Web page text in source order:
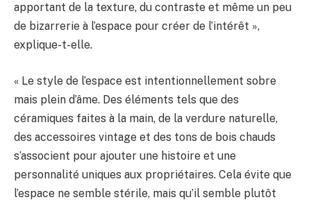
apportant de la texture, du contraste et même un peu
de bizarrerie à l’espace pour créer de l’intérêt »,
explique-t-elle.
« Le style de l’espace est intentionnellement sobre
mais plein d’âme. Des éléments tels que des
céramiques faites à la main, de la verdure naturelle,
des accessoires vintage et des tons de bois chauds
s’associent pour ajouter une histoire et une
personnalité uniques aux propriétaires. Cela évite que
l’espace ne semble stérile, mais qu’il semble plutôt